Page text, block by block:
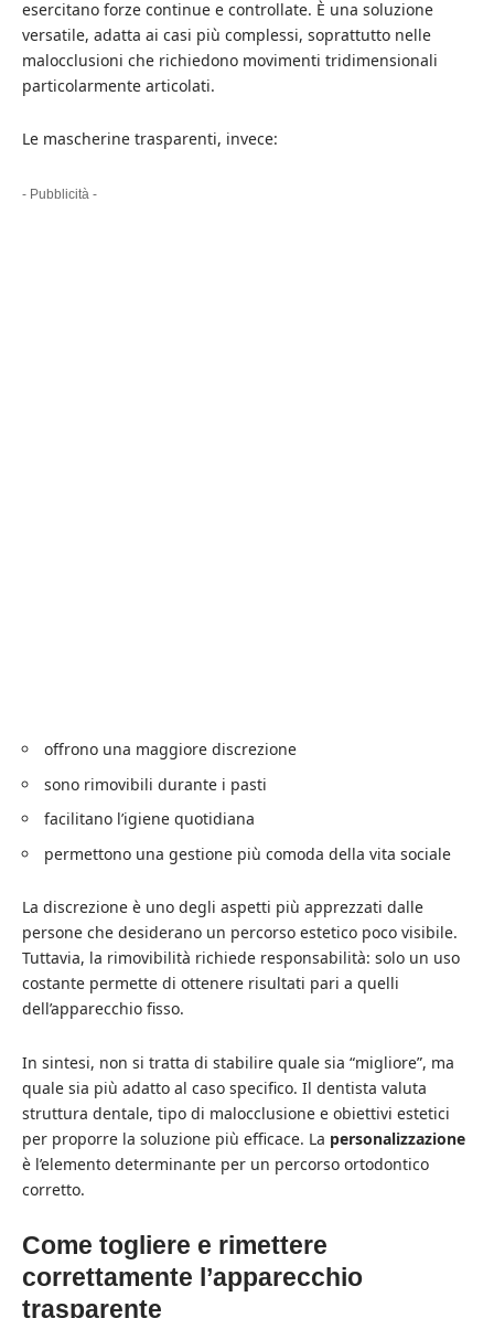
esercitano forze continue e controllate. È una soluzione
versatile, adatta ai casi più complessi, soprattutto nelle
malocclusioni che richiedono movimenti tridimensionali
particolarmente articolati.
Le mascherine trasparenti, invece:
- Pubblicità -
offrono una maggiore discrezione
sono rimovibili durante i pasti
facilitano l’igiene quotidiana
permettono una gestione più comoda della vita sociale
La discrezione è uno degli aspetti più apprezzati dalle
persone che desiderano un percorso estetico poco visibile.
Tuttavia, la rimovibilità richiede responsabilità: solo un uso
costante permette di ottenere risultati pari a quelli
dell’apparecchio fisso.
In sintesi, non si tratta di stabilire quale sia “migliore”, ma
quale sia più adatto al caso specifico. Il dentista valuta
struttura dentale, tipo di malocclusione e obiettivi estetici
per proporre la soluzione più efficace. La personalizzazione
è l’elemento determinante per un percorso ortodontico
corretto.
Come togliere e rimettere
correttamente l’apparecchio
trasparente